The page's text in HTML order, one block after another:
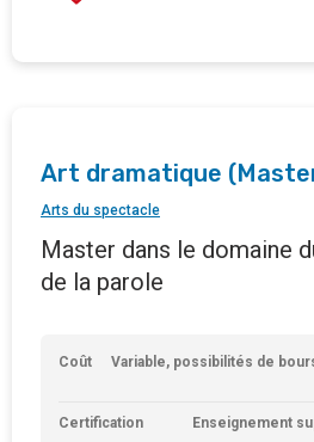
Art dramatique
Arts du spectacle
Master dans le domaine
de la parole
Coût
Variable, possibilités de
Certification Enseignement